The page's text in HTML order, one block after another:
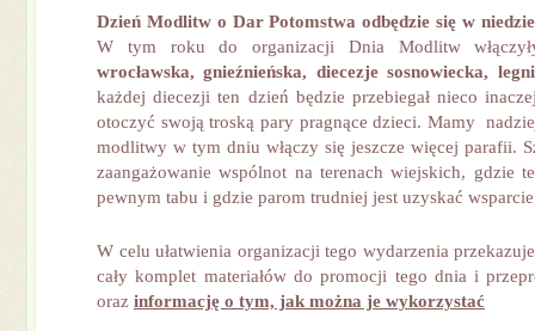
Dzień Modlitw o Dar Potomstwa odbędzie się w
W tym roku do organizacji Dnia Modlitw
wrocławska, gnieźnieńska, diecezje sosnowiecka,
każdej diecezji ten dzień będzie przebiegał nieco
otoczyć swoją troską pary pragnące dzieci. Mamy
modlitwy w tym dniu włączy się jeszcze więcej parafii.
zaangażowanie wspólnot na terenach wiejskich, gdzie
pewnym tabu i gdzie parom trudniej jest uzyskać
W celu ułatwienia organizacji tego wydarzenia
cały komplet materiałów do promocji tego dnia i
oraz informację o tym, jak można je wykorzystać